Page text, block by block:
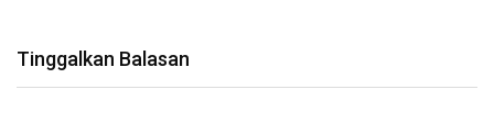
Tinggalkan Balasan